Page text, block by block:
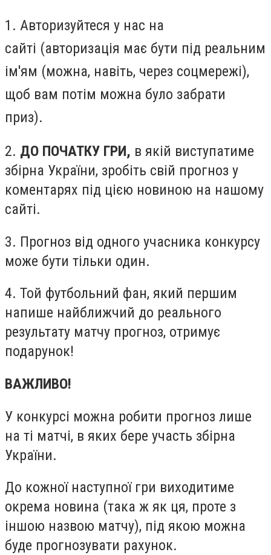
1. Авторизуйтеся у нас на
сайті (авторизація має бути під реальним
ім'ям (можна, навіть, через соцмережі),
щоб вам потім можна було забрати
приз).
2. ДО ПОЧАТКУ ГРИ, в якій виступатиме
збірна України, зробіть свій прогноз у
коментарях під цією новиною на нашому
сайті.
3. Прогноз від одного учасника конкурсу
може бути тільки один.
4. Той футбольний фан, який першим
напише найближчий до реального
результату матчу прогноз, отримує
подарунок!
ВАЖЛИВО!
У конкурсі можна робити прогноз лише
на ті матчі, в яких бере участь збірна
України.
До кожної наступної гри виходитиме
окрема новина (така ж як ця, проте з
іншою назвою матчу), під якою можна
буде прогнозувати рахунок.